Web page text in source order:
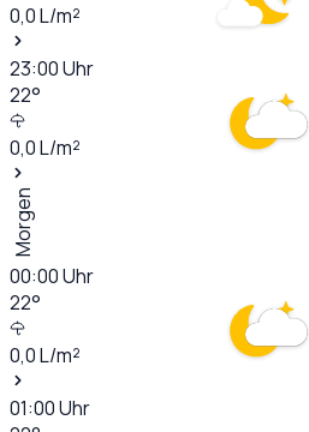
0,0L/m²
23:00Uhr
22°
0,0L/m²
Morgen
00:00Uhr
22°
0,0L/m²
01:00Uhr